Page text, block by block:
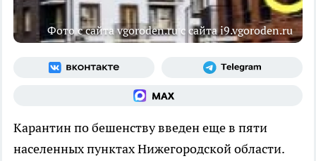
Фото с сайта vgoroden.ru с сайта i9.vgoroden.ru
Карантин по бешенству введен еще в пяти
населенных пунктах Нижегородской области.